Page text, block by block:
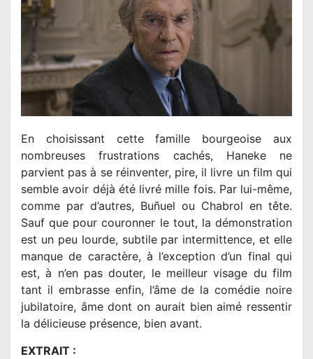
En choisissant cette famille bourgeoise aux
nombreuses frustrations cachés, Haneke ne
parvient pas à se réinventer, pire, il livre un film qui
semble avoir déjà été livré mille fois. Par lui-même,
comme par d’autres, Buñuel ou Chabrol en tête.
Sauf que pour couronner le tout, la démonstration
est un peu lourde, subtile par intermittence, et elle
manque de caractère, à l’exception d’un final qui
est, à n’en pas douter, le meilleur visage du film
tant il embrasse enfin, l’âme de la comédie noire
jubilatoire, âme dont on aurait bien aimé ressentir
la délicieuse présence, bien avant.
EXTRAIT :